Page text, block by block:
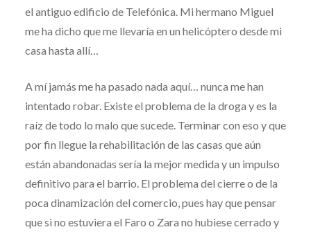
el antiguo edificio de Telefónica. Mi hermano Miguel
me ha dicho que me llevaría en un helicóptero desde mi
casa hasta allí…
A mí jamás me ha pasado nada aquí… nunca me han
intentado robar. Existe el problema de la droga y es la
raíz de todo lo malo que sucede. Terminar con eso y que
por fin llegue la rehabilitación de las casas que aún
están abandonadas sería la mejor medida y un impulso
definitivo para el barrio. El problema del cierre o de la
poca dinamización del comercio, pues hay que pensar
que si no estuviera el Faro o Zara no hubiese cerrado y